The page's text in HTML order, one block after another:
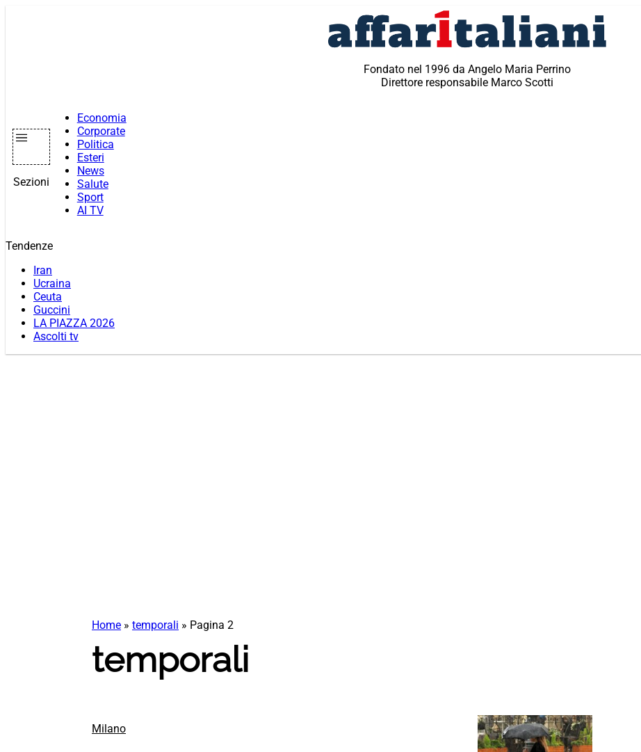
Fondato nel 1996 da Angelo Maria Perrino
Direttore responsabile Marco Scotti
Sezioni
Economia
Corporate
Politica
Esteri
News
Salute
Sport
AI TV
Tendenze
Iran
Ucraina
Ceuta
Guccini
LA PIAZZA 2026
Ascolti tv
Home » temporali » Pagina 2
temporali
Milano